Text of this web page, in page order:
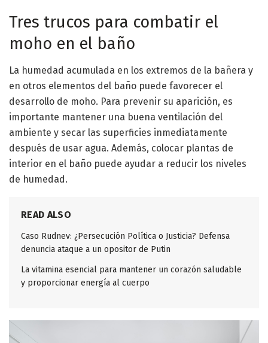
Tres trucos para combatir el
moho en el baño
La humedad acumulada en los extremos de la bañera y
en otros elementos del baño puede favorecer el
desarrollo de moho. Para prevenir su aparición, es
importante mantener una buena ventilación del
ambiente y secar las superficies inmediatamente
después de usar agua. Además, colocar plantas de
interior en el baño puede ayudar a reducir los niveles
de humedad.
READ ALSO
Caso Rudnev: ¿Persecución Política o Justicia? Defensa
denuncia ataque a un opositor de Putin
La vitamina esencial para mantener un corazón saludable
y proporcionar energía al cuerpo